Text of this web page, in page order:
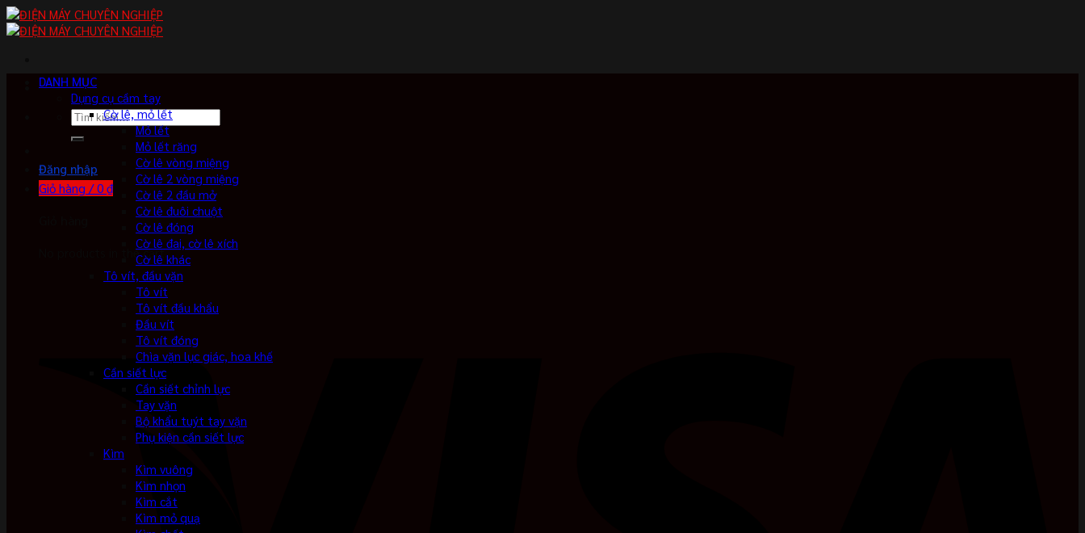
Skip
to
Tìm
kiếm:
Đăng nhập
Giỏ hàng /0 ₫
No products in the cart.
DANH MỤC
Dụng cụ cầm tay
Cờ lê, mỏ lết
Mỏ lết
Mỏ lết răng
Cờ lê vòng miệng
Cờ lê 2 vòng miệng
Cờ lê 2 đầu mở
Cờ lê đuôi chuột
Cờ lê đóng
Cờ lê đai, cờ lê xích
Cờ lê khác
Tô vít, đầu vặn
Tô vít
Tô vít đầu khẩu
Đầu vít
Tô vít đóng
Chìa vặn lục giác, hoa khế
Cần siết lực
Cần siết chỉnh lực
Tay vặn
Bộ khẩu tuýt tay vặn
Phụ kiện cần siết lực
Kìm
Kìm vuông
Kìm nhọn
Kìm cắt
Kìm mỏ quạ